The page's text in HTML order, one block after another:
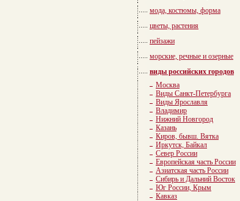
мода, костюмы, форма
цветы, растения
пейзажи
морские, речные и озерные
виды российских городов
Москва
Виды Санкт-Петербурга
Виды Ярославля
Владимир
Нижний Новгород
Казань
Киров, бывш. Вятка
Иркутск, Байкал
Север России
Европейская часть России
Азиатская часть России
Сибирь и Дальний Восток
Юг России, Крым
Кавказ